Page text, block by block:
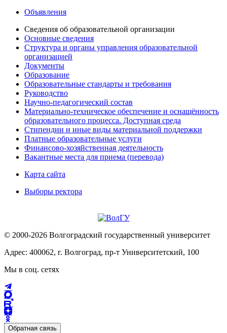
Объявления
Сведения об образовательной организации
Основные сведения
Структура и органы управления образовательной
организацией
Документы
Образование
Образовательные стандарты и требования
Руководство
Научно-педагогический состав
Материально-техническое обеспечение и оснащённость
образовательного процесса. Доступная среда
Стипендии и иные виды материальной поддержки
Платные образовательные услуги
Финансово-хозяйственная деятельность
Вакантные места для приема (перевода)
Карта сайта
Выборы ректора
© 2000-2026 Волгоградский государственный университет
Адрес: 400062, г. Волгоград, пр-т Университетский, 100
Мы в соц. сетях
Обратная связь